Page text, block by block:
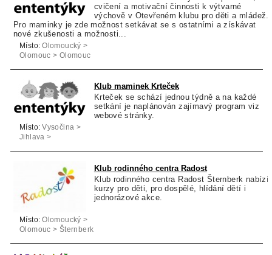
cvičení a motivační činnosti k výtvarné
výchově v Otevřeném klubu pro děti a mládež.
Pro maminky je zde možnost setkávat se s ostatními a získávat
nové zkušenosti a možnosti...
Místo: Olomoucký >
Olomouc > Olomouc
Klub maminek Krteček
Krteček se schází jednou týdně a na každé
setkání je naplánován zajímavý program viz
webové stránky.
Místo: Vysočina >
Jihlava >
Klub rodinného centra Radost
Klub rodinného centra Radost Šternberk nabízí
kurzy pro děti, pro dospělé, hlídání dětí i
jednorázové akce.
Místo: Olomoucký >
Olomouc > Šternberk